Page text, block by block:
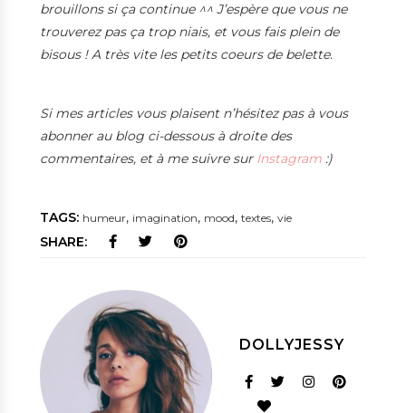
brouillons si ça continue ^^ J’espère que vous ne
trouverez pas ça trop niais, et vous fais plein de
bisous ! A très vite les petits coeurs de belette.
Si mes articles vous plaisent n’hésitez pas à vous
abonner au blog ci-dessous à droite des
commentaires, et à me suivre sur Instagram :)
TAGS: humeur, imagination, mood, textes, vie
SHARE:
DOLLYJESSY